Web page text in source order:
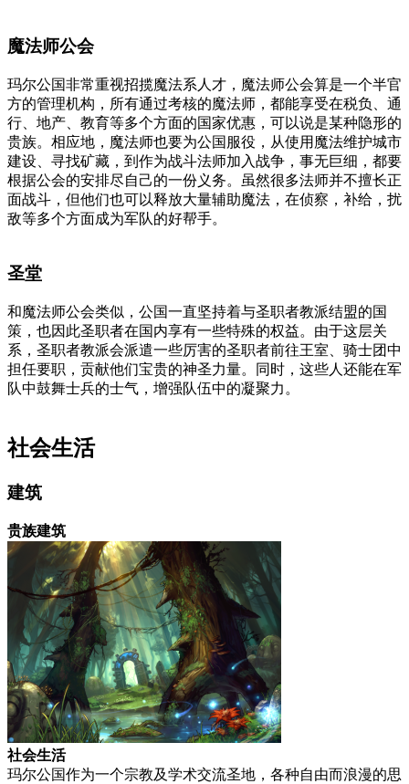
魔法师公会
玛尔公国非常重视招揽魔法系人才，魔法师公会算是一个半官
方的管理机构，所有通过考核的魔法师，都能享受在税负、通
行、地产、教育等多个方面的国家优惠，可以说是某种隐形的
贵族。相应地，魔法师也要为公国服役，从使用魔法维护城市
建设、寻找矿藏，到作为战斗法师加入战争，事无巨细，都要
根据公会的安排尽自己的一份义务。虽然很多法师并不擅长正
面战斗，但他们也可以释放大量辅助魔法，在侦察，补给，扰
敌等多个方面成为军队的好帮手。
圣堂
和魔法师公会类似，公国一直坚持着与圣职者教派结盟的国
策，也因此圣职者在国内享有一些特殊的权益。由于这层关
系，圣职者教派会派遣一些厉害的圣职者前往王室、骑士团中
担任要职，贡献他们宝贵的神圣力量。同时，这些人还能在军
队中鼓舞士兵的士气，增强队伍中的凝聚力。
社会生活
建筑
贵族建筑
社会生活
玛尔公国作为一个宗教及学术交流圣地，各种自由而浪漫的思